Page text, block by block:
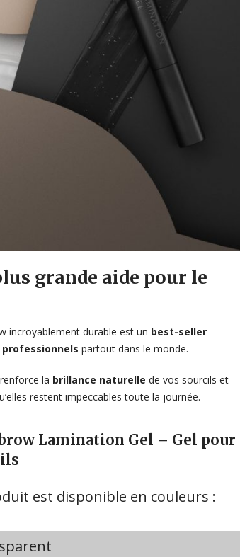
grande aide pour le
incroyablement durable est un best-seller
partout dans le monde.
la brillance naturelle de vos sourcils et
restent impeccables toute la journée.
Lamination Gel – Gel pour
est disponible en couleurs :